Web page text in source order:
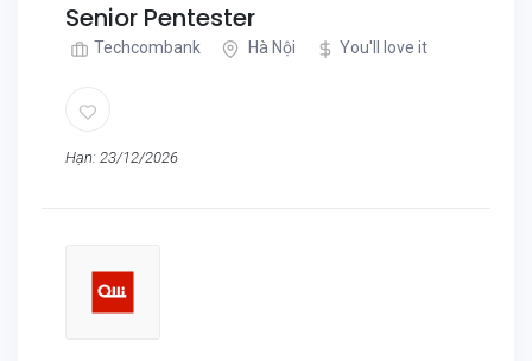
Senior Pentester
Techcombank Hà Nội You'll love it
Hạn: 23/12/2026